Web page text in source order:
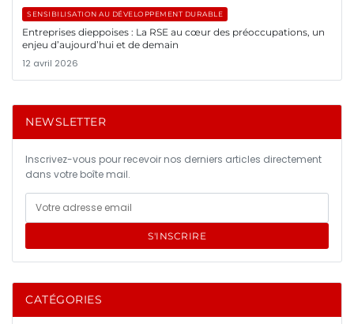
SENSIBILISATION AU DÉVELOPPEMENT DURABLE
Entreprises dieppoises : La RSE au cœur des préoccupations, un
enjeu d’aujourd’hui et de demain
12 avril 2026
NEWSLETTER
Inscrivez-vous pour recevoir nos derniers articles directement
dans votre boîte mail.
S'INSCRIRE
CATÉGORIES